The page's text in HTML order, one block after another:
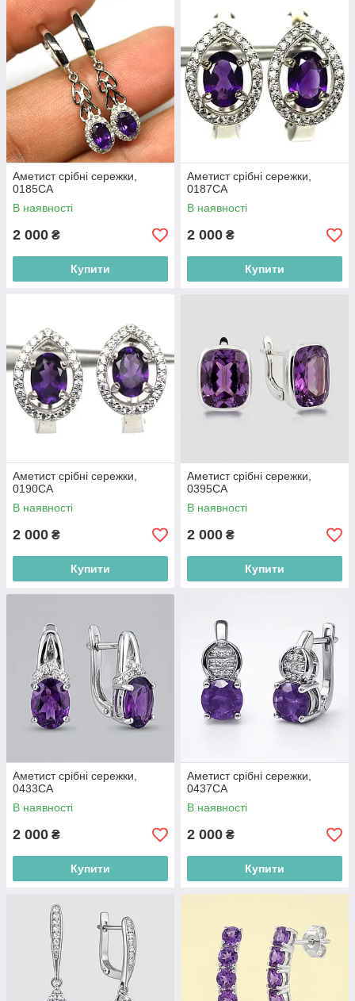
Аметист срібні сережки,
0185СА
В наявності
2 000 ₴
Купити
Аметист срібні сережки,
0187СА
В наявності
2 000 ₴
Купити
Аметист срібні сережки,
0190СА
В наявності
2 000 ₴
Купити
Аметист срібні сережки,
0395СА
В наявності
2 000 ₴
Купити
Аметист срібні сережки,
0433СА
В наявності
2 000 ₴
Купити
Аметист срібні сережки,
0437СА
В наявності
2 000 ₴
Купити